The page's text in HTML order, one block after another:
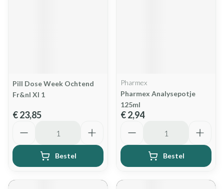
Pill Dose Week Ochtend
Fr&nl Xl 1
€ 23,85
Bestel
Pharmex
Pharmex Analysepotje
125ml
€ 2,94
Bestel